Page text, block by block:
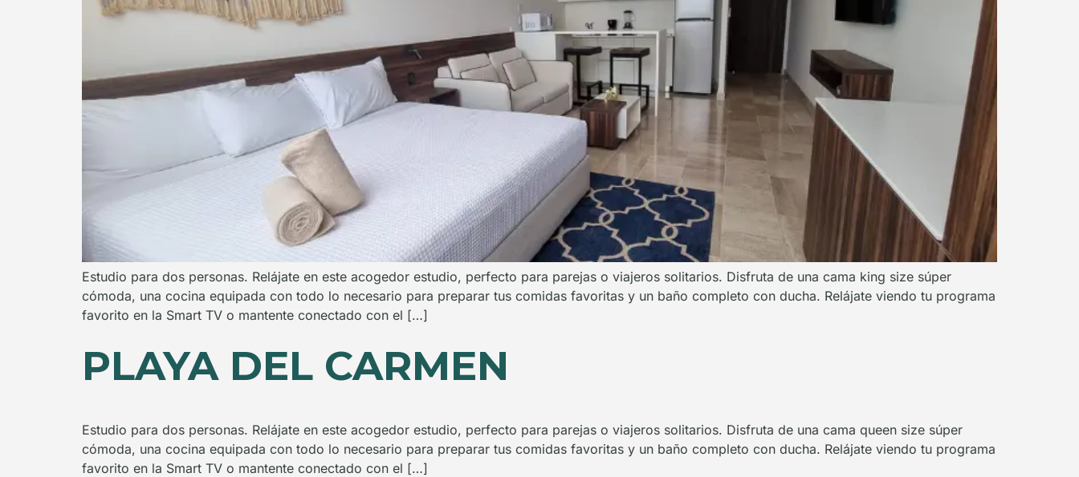
Estudio para dos personas. Relájate en este acogedor estudio, perfecto para parejas o viajeros solitarios. Disfruta de una cama king size súper
cómoda, una cocina equipada con todo lo necesario para preparar tus comidas favoritas y un baño completo con ducha. Relájate viendo tu programa
favorito en la Smart TV o mantente conectado con el […]
PLAYA DEL CARMEN
Estudio para dos personas. Relájate en este acogedor estudio, perfecto para parejas o viajeros solitarios. Disfruta de una cama queen size súper
cómoda, una cocina equipada con todo lo necesario para preparar tus comidas favoritas y un baño completo con ducha. Relájate viendo tu programa
favorito en la Smart TV o mantente conectado con el […]